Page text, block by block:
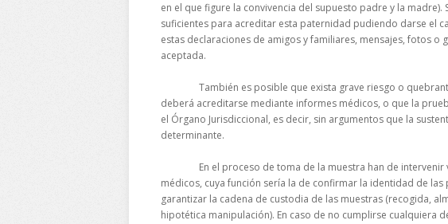
en el que figure la convivencia del supuesto padre y la
suficientes para acreditar esta paternidad pudiendo darse el
estas declaraciones de amigos y familiares, mensajes, fotos
aceptada.
También es posible que exista grave riesgo o quebranto
deberá acreditarse mediante informes médicos, o que la
el Órgano Jurisdiccional, es decir, sin argumentos que la
determinante.
En el proceso de toma de la muestra han de intervenir
médicos, cuya función sería la de confirmar la identidad de
garantizar la cadena de custodia de las muestras (recogida,
hipotética manipulación). En caso de no cumplirse cualquiera